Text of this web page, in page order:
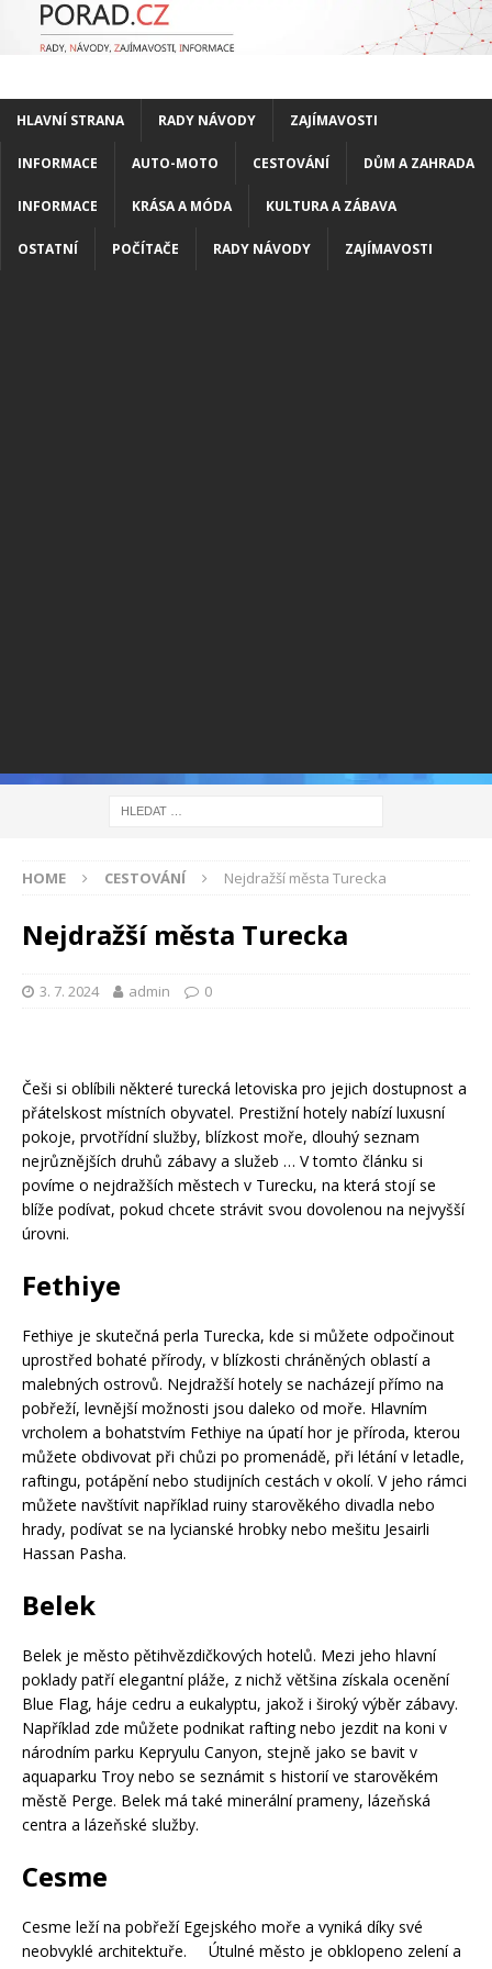
HLAVNÍ STRANA RADY NÁVODY ZAJÍMAVOSTI
INFORMACE AUTO-MOTO CESTOVÁNÍ DŮM A ZAHRADA
INFORMACE KRÁSA A MÓDA KULTURA A ZÁBAVA
OSTATNÍ POČÍTAČE RADY NÁVODY ZAJÍMAVOSTI
HOME CESTOVÁNÍ Nejdražší města Turecka
Nejdražší města Turecka
3. 7. 2024 admin 0
Češi si oblíbili některé turecká letoviska pro jejich dostupnost a
přátelskost místních obyvatel. Prestižní hotely nabízí luxusní
pokoje, prvotřídní služby, blízkost moře, dlouhý seznam
nejrůznějších druhů zábavy a služeb … V tomto článku si
povíme o nejdražších městech v Turecku, na která stojí se
blíže podívat, pokud chcete strávit svou dovolenou na nejvyšší
úrovni.
Fethiye
Fethiye je skutečná perla Turecka, kde si můžete odpočinout
uprostřed bohaté přírody, v blízkosti chráněných oblastí a
malebných ostrovů. Nejdražší hotely se nacházejí přímo na
pobřeží, levnější možnosti jsou daleko od moře. Hlavním
vrcholem a bohatstvím Fethiye na úpatí hor je příroda, kterou
můžete obdivovat při chůzi po promenádě, při létání v letadle,
raftingu, potápění nebo studijních cestách v okolí. V jeho rámci
můžete navštívit například ruiny starověkého divadla nebo
hrady, podívat se na lycianské hrobky nebo mešitu Jesairli
Hassan Pasha.
Belek
Belek je město pětihvězdičkových hotelů. Mezi jeho hlavní
poklady patří elegantní pláže, z nichž většina získala ocenění
Blue Flag, háje cedru a eukalyptu, jakož i široký výběr zábavy.
Například zde můžete podnikat rafting nebo jezdit na koni v
národním parku Kepryulu Canyon, stejně jako se bavit v
aquaparku Troy nebo se seznámit s historií ve starověkém
městě Perge. Belek má také minerální prameny, lázeňská
centra a lázeňské služby.
Cesme
Cesme leží na pobřeží Egejského moře a vyniká díky své
neobvyklé architektuře. Útulné město je obklopeno zelení a